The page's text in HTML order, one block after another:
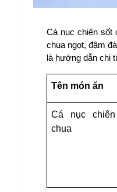
Cá nục chiên sốt
chua ngọt, đậm
là hướng dẫn chi
Tên món ăn
Cá nục
chua